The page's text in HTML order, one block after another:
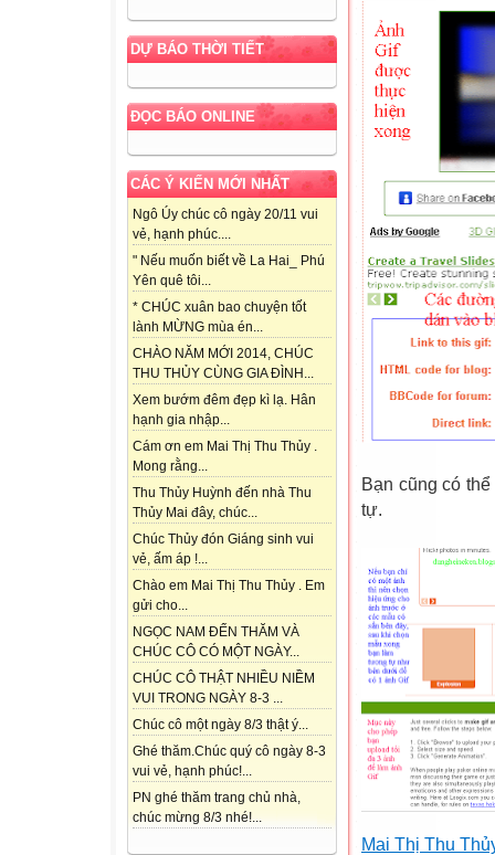
DỰ BÁO THỜI TIẾT
ĐỌC BÁO ONLINE
CÁC Ý KIẾN MỚI NHẤT
Ngô Úy chúc cô ngày 20/11 vui
vẻ, hạnh phúc....
" Nếu muốn biết về La Hai_ Phú
Yên quê tôi...
* CHÚC xuân bao chuyện tốt
lành MỪNG mùa én...
CHÀO NĂM MỚI 2014, CHÚC
THU THỦY CÙNG GIA ĐÌNH...
Xem bướm đêm đẹp kì lạ. Hân
hạnh gia nhập...
Cám ơn em Mai Thị Thu Thủy .
Mong rằng...
Thu Thủy Huỳnh đến nhà Thu
Thủy Mai đây, chúc...
Chúc Thủy đón Giáng sinh vui
vẻ, ấm áp !...
Chào em Mai Thị Thu Thủy . Em
gửi cho...
NGỌC NAM ĐẾN THĂM VÀ
CHÚC CÔ CÓ MỘT NGÀY...
CHÚC CÔ THẬT NHIỀU NIỀM
VUI TRONG NGÀY 8-3 ...
Chúc cô một ngày 8/3 thật ý...
Ghé thăm.Chúc quý cô ngày 8-3
vui vẻ, hạnh phúc!...
PN ghé thăm trang chủ nhà,
chúc mừng 8/3 nhé!...
Bạn cũng có
tự.
Mai Thị Thu